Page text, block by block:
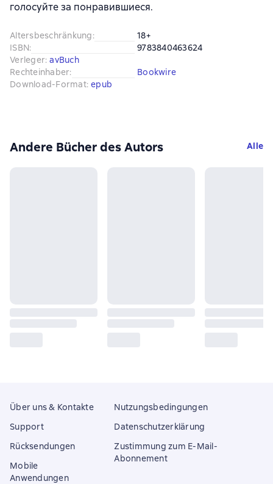
голосуйте за понравившиеся.
Altersbeschränkung:
18+
ISBN:
9783840463624
Verleger: avBuch
Rechteinhaber:
Bookwire
Download-Format: epub
Andere Bücher des Autors Alle
Über uns & Kontakte
Support
Rücksendungen
Mobile
Anwendungen
Nutzungsbedingungen
Datenschutzerklärung
Zustimmung zum E-Mail-
Abonnement